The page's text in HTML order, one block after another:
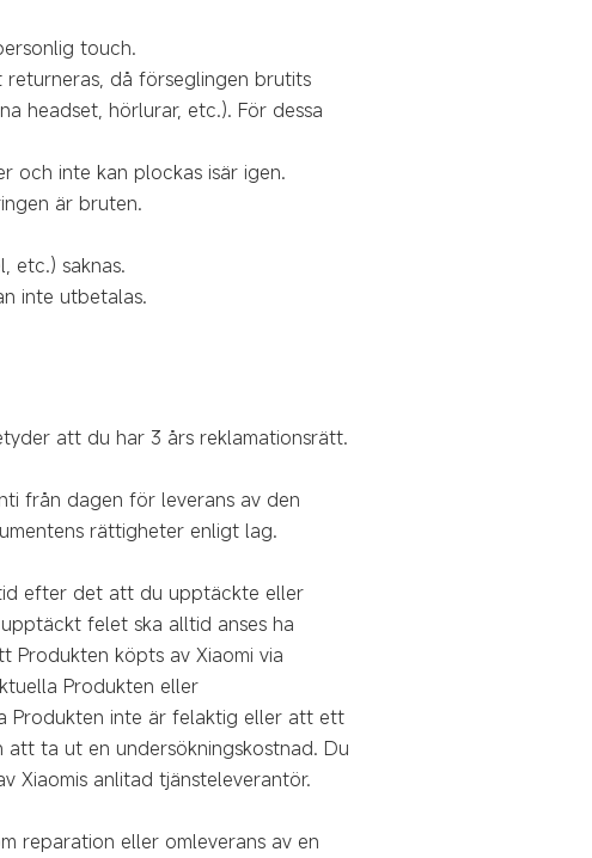
touch.
då förseglingen brutits
headset, hörlurar, etc.). För dessa
och inte kan plockas isär igen.
är bruten.
etc.) saknas.
inte utbetalas.
att du har 3 års reklamationsrätt.
från dagen för leverans av den
rättigheter enligt lag.
efter det att du upptäckte eller
felet ska alltid anses ha
Produkten köpts av Xiaomi via
Produkten eller
Produkten inte är felaktig eller att ett
ta ut en undersökningskostnad. Du
Xiaomis anlitad tjänsteleverantör.
reparation eller omleverans av en